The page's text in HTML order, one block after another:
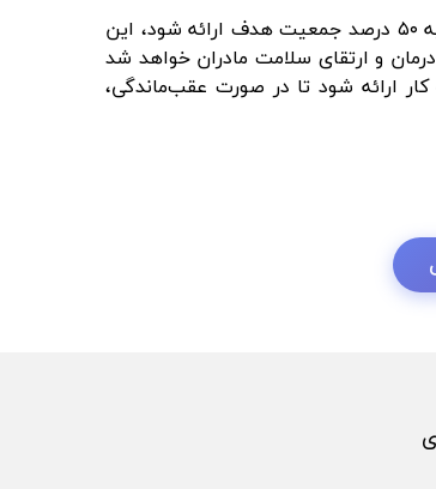
احمدیان گفت: هدف‌گذاری ما این است که تا پایان امسال، خدمات به ۵۰ درصد جمعیت هدف ارائه شود، این
و ارتقای سلامت مادران خواهد شد
ارائه شود تا در صورت عقب‌ماندگی،